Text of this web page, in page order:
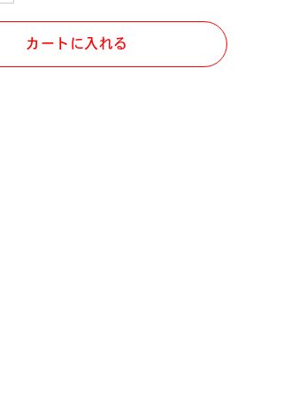
カートに入れる